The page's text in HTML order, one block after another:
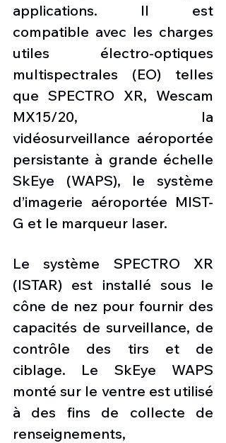
applications. Il est
compatible avec les charges
utiles électro-optiques
multispectrales (EO) telles
que SPECTRO XR, Wescam
MX15/20, la
vidéosurveillance aéroportée
persistante à grande échelle
SkEye (WAPS), le système
d’imagerie aéroportée MIST-
G et le marqueur laser.
Le système SPECTRO XR
(ISTAR) est installé sous le
cône de nez pour fournir des
capacités de surveillance, de
contrôle des tirs et de
ciblage. Le SkEye WAPS
monté sur le ventre est utilisé
à des fins de collecte de
renseignements,